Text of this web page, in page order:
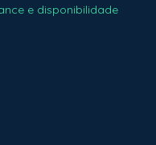
e disponibilidade